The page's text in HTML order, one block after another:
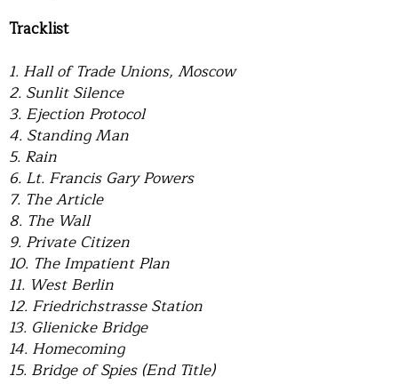
Tracklist
1. Hall of Trade Unions, Moscow
2. Sunlit Silence
3. Ejection Protocol
4. Standing Man
5. Rain
6. Lt. Francis Gary Powers
7. The Article
8. The Wall
9. Private Citizen
10. The Impatient Plan
11. West Berlin
12. Friedrichstrasse Station
13. Glienicke Bridge
14. Homecoming
15. Bridge of Spies (End Title)